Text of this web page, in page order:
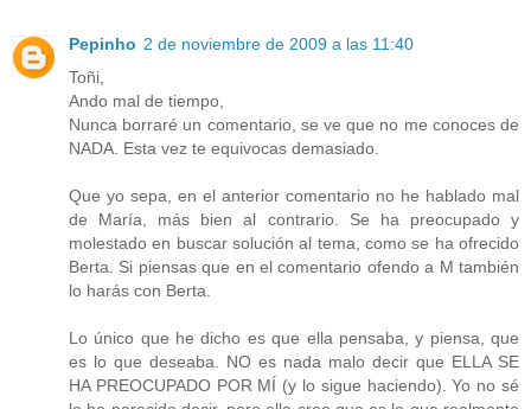
Pepinho 2 de noviembre de 2009 a las 11:40
Toñi,
Ando mal de tiempo,
Nunca borraré un comentario, se ve que no me conoces de
NADA. Esta vez te equivocas demasiado.
Que yo sepa, en el anterior comentario no he hablado mal
de María, más bien al contrario. Se ha preocupado y
molestado en buscar solución al tema, como se ha ofrecido
Berta. Si piensas que en el comentario ofendo a M también
lo harás con Berta.
Lo único que he dicho es que ella pensaba, y piensa, que
es lo que deseaba. NO es nada malo decir que ELLA SE
HA PREOCUPADO POR MÍ (y lo sigue haciendo). Yo no sé